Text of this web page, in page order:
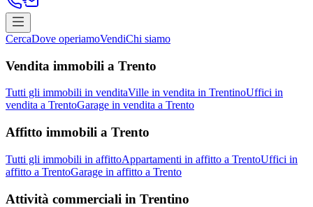
CercaDove operiamoVendiChi siamo
Vendita immobili a Trento
Tutti gli immobili in venditaVille in vendita in TrentinoUffici in
vendita a TrentoGarage in vendita a Trento
Affitto immobili a Trento
Tutti gli immobili in affittoAppartamenti in affitto a TrentoUffici in
affitto a TrentoGarage in affitto a Trento
Attività commerciali in Trentino